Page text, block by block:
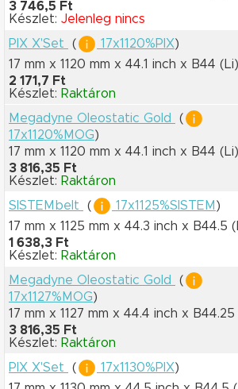
3 746,5 Ft
Készlet: Jelenleg nincs
PIX X'Set
( 17x1120%PIX)
17 mm x 1120 mm x 44.1 inch x B44 (Li)
2 171,7 Ft
Készlet: Raktáron
Megadyne Oleostatic Gold
(
17x1120%MOG)
17 mm x 1120 mm x 44.1 inch x B44 (Li)
3 816,35 Ft
Készlet: Raktáron
SISTEMbelt
( 17x1125%SISTEM )
17 mm x 1125 mm x 44.3 inch x B44.5
1 638,3 Ft
Készlet: Raktáron
Megadyne Oleostatic Gold
(
17x1127%MOG)
17 mm x 1127 mm x 44.4 inch x B44.25
3 816,35 Ft
Készlet: Raktáron
PIX X'Set
( 17x1130%PIX)